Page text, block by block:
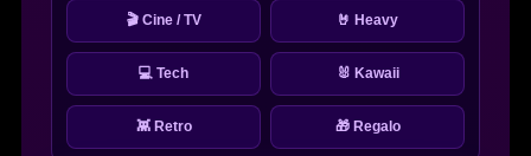
🎬 Cine / TV 🤘 Heavy
💻 Tech 🐰 Kawaii
👾 Retro 🎁 Regalo